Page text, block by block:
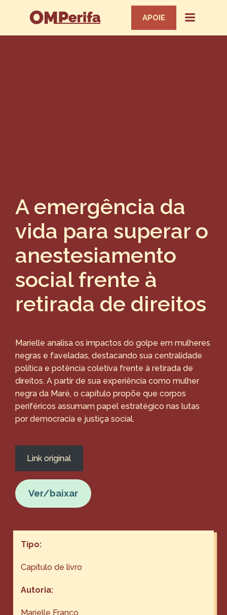
APOIE
A emergência da
vida para superar o
anestesiamento
social frente à
retirada de direitos
Marielle analisa os impactos do golpe em mulheres
negras e faveladas, destacando sua centralidade
política e potência coletiva frente à retirada de
direitos. A partir de sua experiência como mulher
negra da Maré, o capítulo propõe que corpos
periféricos assumam papel estratégico nas lutas
por democracia e justiça social.
Link original
Ver/baixar
Tipo:
Capítulo de livro
Autoria:
Marielle Franco